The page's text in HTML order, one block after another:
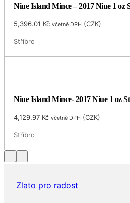
Niue Island Mince – 2017 Niue 1
5,396.01 Kč včetně DPH (CZK)
Stříbro
Niue Island Mince- 2017 Niue 1 oz
4,129.97 Kč včetně DPH (CZK)
Stříbro
Zlato pro radost